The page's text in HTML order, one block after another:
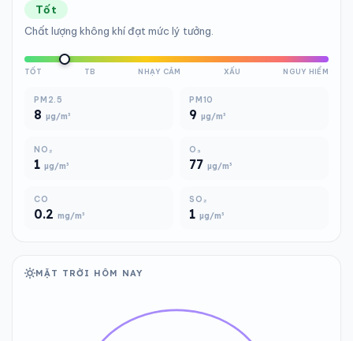
Tốt
Chất lượng không khí đạt mức lý tưởng.
TỐT TB NHẠY CẢM XẤU NGUY HIỂM
PM2.5
8 µg/m³
PM10
9 µg/m³
NO₂
1 µg/m³
O₃
77 µg/m³
CO
0.2 mg/m³
SO₂
1 µg/m³
MẶT TRỜI HÔM NAY